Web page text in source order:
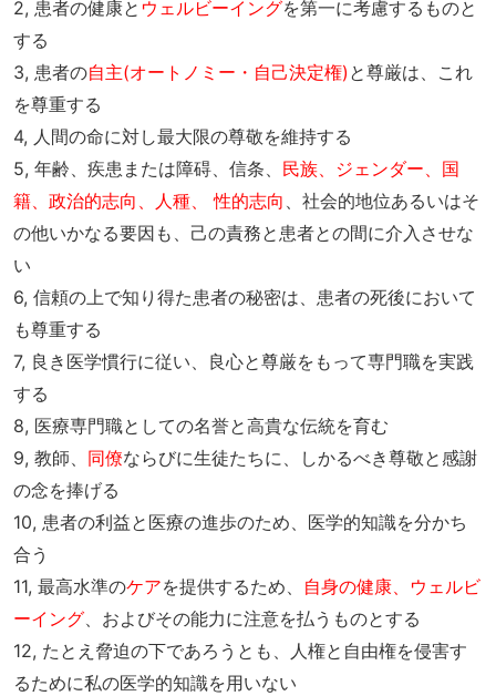
2, 患者の健康と ウェルビーイングを第一に考慮するものと
する
3, 患者の自主(オートノミー・自己決定権) と尊厳は、これ
を尊重する
4, 人間の命に対し最大限の尊敬を維持する
5, 年齢、疾患または障碍、信条、 民族、ジェンダー、国
籍、政治的志向、人種、 性的志向 、社会的地位あるいはそ
の他いかなる要因も、己の責務と患者との間に介入させな
い
6, 信頼の上で知り得た患者の秘密は、患者の死後において
も尊重する
7, 良き医学慣行に従い、良心と尊厳をもって専門職を実践
する
8, 医療専門職としての名誉と高貴な伝統を育む
9, 教師、 同僚ならびに生徒たちに、しかるべき尊敬と感謝
の念を捧げる
10, 患者の利益と医療の進歩のため、医学的知識を分かち
合う
11, 最高水準のケアを提供するため、 自身の健康、ウェルビ
ーイング、およびその能力に注意を払うものとする
12, たとえ脅迫の下であろうとも、人権と自由権を侵害す
るために私の医学的知識を用いない